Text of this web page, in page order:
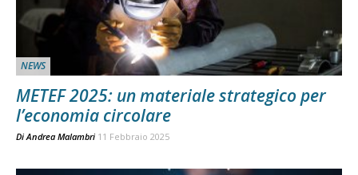
NEWS
METEF 2025: un materiale strategico per
l’economia circolare
Di Andrea Malambri 11 Febbraio 2025